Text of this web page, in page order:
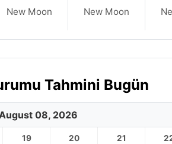
New Moon New Moon
Tahmini Bugün
08, 2026
19 20 21